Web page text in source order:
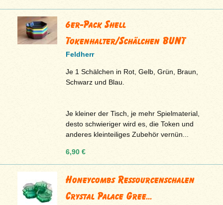
6er-Pack Shell
Tokenhalter/Schälchen BUNT
Feldherr
Je 1 Schälchen in Rot, Gelb, Grün, Braun,
Schwarz und Blau.
Je kleiner der Tisch, je mehr Spielmaterial,
desto schwieriger wird es, die Token und
anderes kleinteiliges Zubehör vernün...
6,90 €
Honeycombs Ressourcenschalen
Crystal Palace Gree...